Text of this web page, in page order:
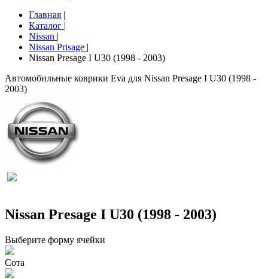
Главная |
Каталог |
Nissan |
Nissan Prisage |
Nissan Presage I U30 (1998 - 2003)
Автомобильные коврики Eva для Nissan Presage I U30 (1998 -
2003)
Nissan Presage I U30 (1998 - 2003)
Выберите форму ячейки
Сота